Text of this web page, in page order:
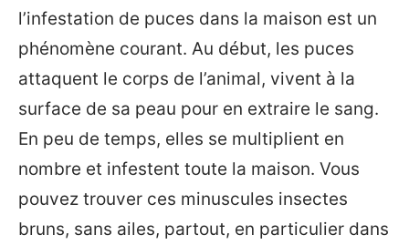
l’infestation de puces dans la maison est un
phénomène courant. Au début, les puces
attaquent le corps de l’animal, vivent à la
surface de sa peau pour en extraire le sang.
En peu de temps, elles se multiplient en
nombre et infestent toute la maison. Vous
pouvez trouver ces minuscules insectes
bruns, sans ailes, partout, en particulier dans